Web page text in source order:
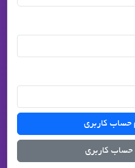
قوانینحریم شخصی
حساب کاربری
حساب کاربری